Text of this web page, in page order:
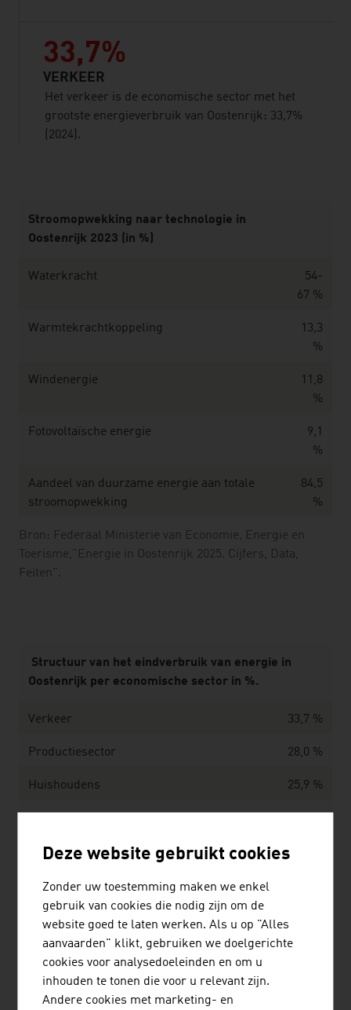
33,7%
VERKEER
Het verkeer is de economische sector met het
grootste energieverbruik van Oostenrijk: 33,7%
(2024).
Bron: Federaal Ministerie van Economie, Energie en
Toerisme,"Energie in Oostenrijk 2025. Cijfers, Data,
Feiten".
Stroomopwekking naar technologie in
Oostenrijk 2023 (in %)
Waterkracht
54-
67 %
Warmtekrachtkoppeling
13,3
%
Windenergie
11,8
%
Fotovoltaïsche energie
9,1
%
Aandeel van duurzame energie aan totale
stroomopwekking
84,5
%
Bron: Federaal Ministerie van Economie, Energie en
Toerisme,"Energie in Oostenrijk 2025. Cijfers, Data,
Feiten".
Structuur van het eindverbruik van energie in
Oostenrijk per economische sector in %.
Verkeer 33,7 %
Productiesector 28,0 %
Huishoudens 25,9 %
Landbouw
Deze website gebruikt cookies
Zonder uw toestemming maken we enkel
gebruik van cookies die nodig zijn om de
website goed te laten werken. Als u op "Alles
aanvaarden" klikt, gebruiken we doelgerichte
cookies voor analysedoeleinden en om u
inhouden te tonen die voor u relevant zijn.
Andere cookies met marketing- en